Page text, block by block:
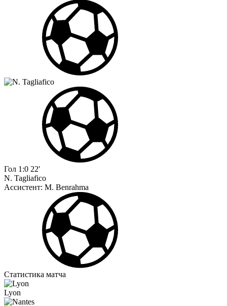
Гол 1:0 22'
N. Tagliafico
Ассистент: M. Benrahma
Статистика матча
Lyon